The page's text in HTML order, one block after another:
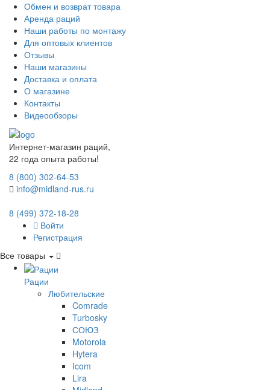
Обмен и возврат товара
Аренда раций
Наши работы по монтажу
Для оптовых клиентов
Отзывы
Наши магазины
Доставка и оплата
О магазине
Контакты
Видеообзоры
Интернет-магазин раций,
22 года опыта работы!
8 (800) 302-64-53
info@midland-rus.ru
8 (499) 372-18-28
Войти
Регистрация
Все товары
Рации
Любительские
Comrade
Turbosky
СОЮЗ
Motorola
Hytera
Icom
Lira